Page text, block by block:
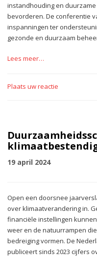
instandhouding en
bevorderen. De conferentie
inspanningen ter
gezonde en duurzaam
Lees meer…
Plaats uw reactie
19 april 2024
Open een doorsnee
over klimaatverandering in.
financiële instellingen
weer en de natuurrampen
bedreiging vormen. De
publiceert sinds 2023 cijfers